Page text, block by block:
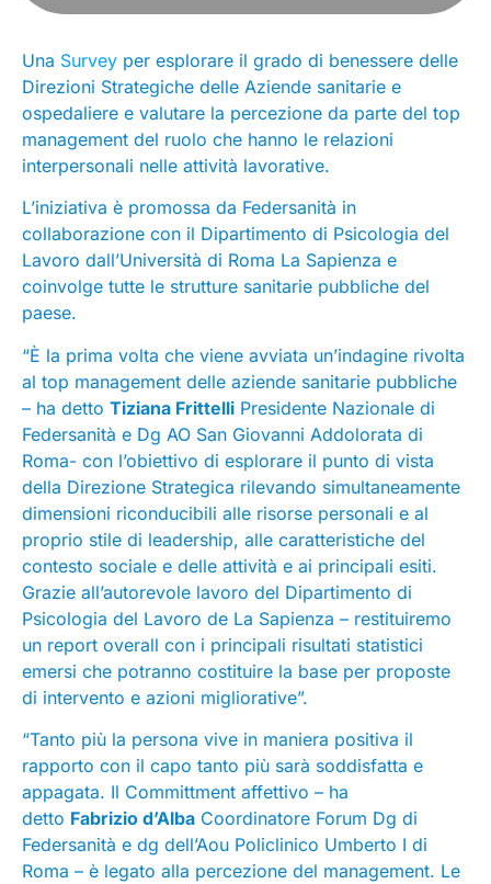
Una Survey per esplorare il grado di benessere delle
Direzioni Strategiche delle Aziende sanitarie e
ospedaliere e valutare la percezione da parte del top
management del ruolo che hanno le relazioni
interpersonali nelle attività lavorative.
L’iniziativa è promossa da Federsanità in
collaborazione con il Dipartimento di Psicologia del
Lavoro dall’Università di Roma La Sapienza e
coinvolge tutte le strutture sanitarie pubbliche del
paese.
“È la prima volta che viene avviata un’indagine rivolta
al top management delle aziende sanitarie pubbliche
– ha detto Tiziana Frittelli Presidente Nazionale di
Federsanità e Dg AO San Giovanni Addolorata di
Roma- con l’obiettivo di esplorare il punto di vista
della Direzione Strategica rilevando simultaneamente
dimensioni riconducibili alle risorse personali e al
proprio stile di leadership, alle caratteristiche del
contesto sociale e delle attività e ai principali esiti.
Grazie all’autorevole lavoro del Dipartimento di
Psicologia del Lavoro de La Sapienza – restituiremo
un report overall con i principali risultati statistici
emersi che potranno costituire la base per proposte
di intervento e azioni migliorative”.
“Tanto più la persona vive in maniera positiva il
rapporto con il capo tanto più sarà soddisfatta e
appagata. Il Committment affettivo – ha
detto Fabrizio d’Alba Coordinatore Forum Dg di
Federsanità e dg dell’Aou Policlinico Umberto I di
Roma – è legato alla percezione del management. Le